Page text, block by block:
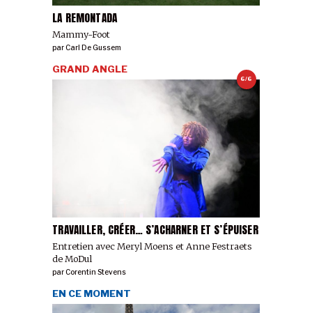
LA REMONTADA
Mammy-Foot
parCarl De Gussem
6/6
TRAVAILLER, CRÉER… S’ACHARNER ET S’ÉPUISER
Entretien avec Meryl Moens et Anne Festraets
de MoDul
GRAND ANGLE
parCorentin Stevens
EN CE MOMENT